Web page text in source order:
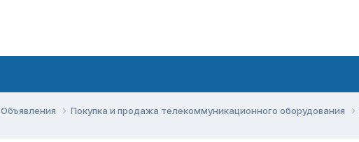
Объявления Покупка и продажа телекоммуникационного оборудования